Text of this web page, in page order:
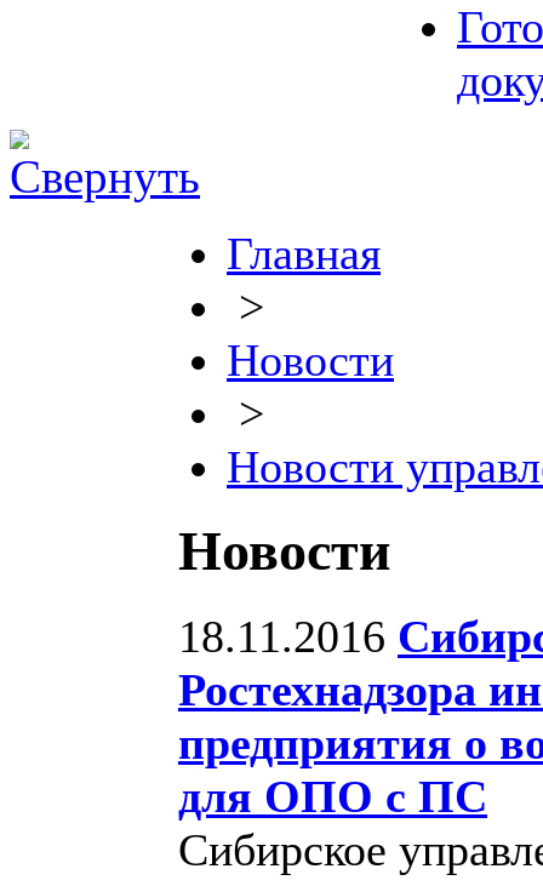
Главная
>
Новости
>
Новости
Новости
18.11.2016
Ростехнадзора
предприятия о
для ОПО с ПС
Сибирское